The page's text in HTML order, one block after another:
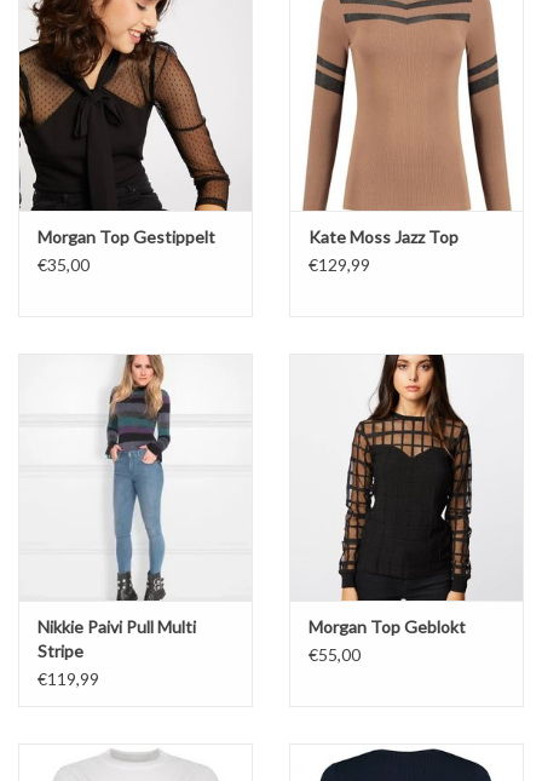
Morgan Top Gestippelt
€35,00
Kate Moss Jazz Top
€129,99
Nikkie Paivi Pull Multi
Stripe
€119,99
Morgan Top Geblokt
€55,00